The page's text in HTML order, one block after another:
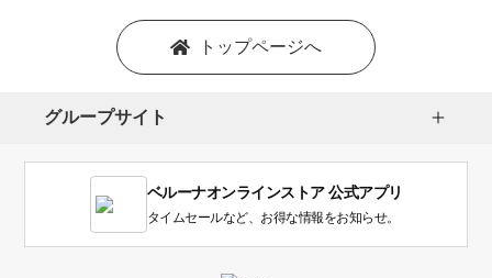
トップページへ
グループサイト
ベルーナオンラインストア 公式アプリ
タイムセールなど、お得な情報をお知らせ。